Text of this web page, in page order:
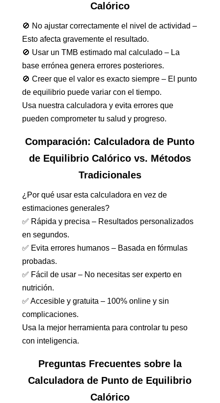
Calórico
🚫 No ajustar correctamente el nivel de actividad –
Esto afecta gravemente el resultado.
🚫 Usar un TMB estimado mal calculado – La
base errónea genera errores posteriores.
🚫 Creer que el valor es exacto siempre – El punto
de equilibrio puede variar con el tiempo.
Usa nuestra calculadora y evita errores que
pueden comprometer tu salud y progreso.
Comparación: Calculadora de Punto
de Equilibrio Calórico vs. Métodos
Tradicionales
¿Por qué usar esta calculadora en vez de
estimaciones generales?
✅ Rápida y precisa – Resultados personalizados
en segundos.
✅ Evita errores humanos – Basada en fórmulas
probadas.
✅ Fácil de usar – No necesitas ser experto en
nutrición.
✅ Accesible y gratuita – 100% online y sin
complicaciones.
Usa la mejor herramienta para controlar tu peso
con inteligencia.
Preguntas Frecuentes sobre la
Calculadora de Punto de Equilibrio
Calórico